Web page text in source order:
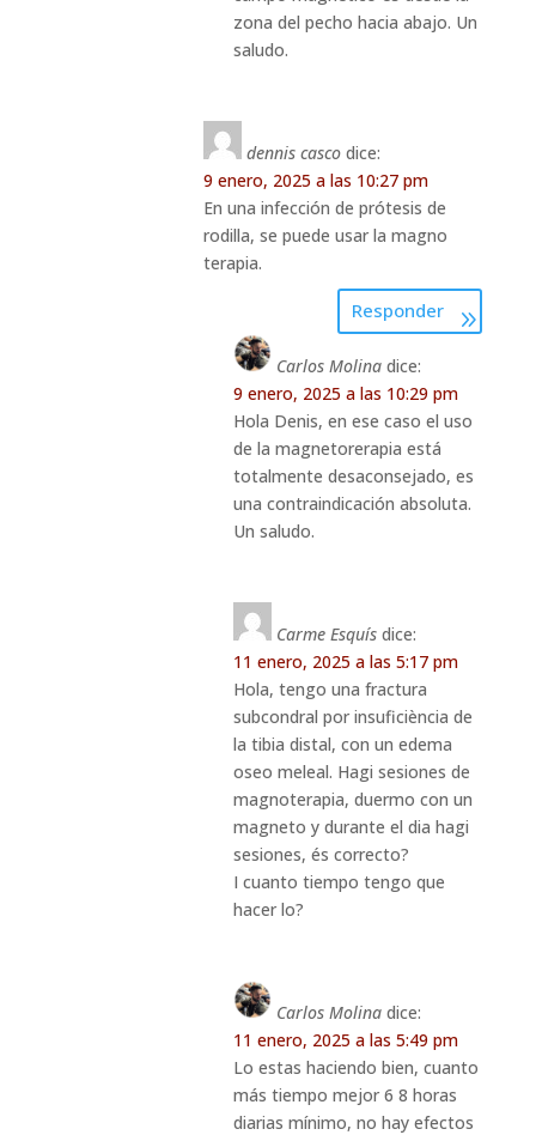
zona del pecho hacia abajo. Un
saludo.
dennis casco dice:
9 enero, 2025 a las 10:27 pm
En una infección de prótesis de
rodilla, se puede usar la magno
terapia.
Responder
Carlos Molina dice:
9 enero, 2025 a las 10:29 pm
Hola Denis, en ese caso el uso
de la magnetorerapia está
totalmente desaconsejado, es
una contraindicación absoluta.
Un saludo.
Carme Esquís dice:
11 enero, 2025 a las 5:17 pm
Hola, tengo una fractura
subcondral por insuficiència de
la tibia distal, con un edema
oseo meleal. Hagi sesiones de
magnoterapia, duermo con un
magneto y durante el dia hagi
sesiones, és correcto?
I cuanto tiempo tengo que
hacer lo?
Carlos Molina dice:
11 enero, 2025 a las 5:49 pm
Lo estas haciendo bien, cuanto
más tiempo mejor 6 8 horas
diarias mínimo, no hay efectos